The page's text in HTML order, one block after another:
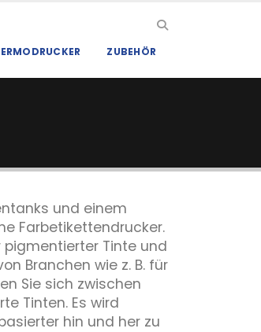
ZUBEHÖR
und einem
Farbetikettendrucker.
Tinte und
Branchen wie z. B. für
Sie sich zwischen
Tinten. Es wird
hin und her zu